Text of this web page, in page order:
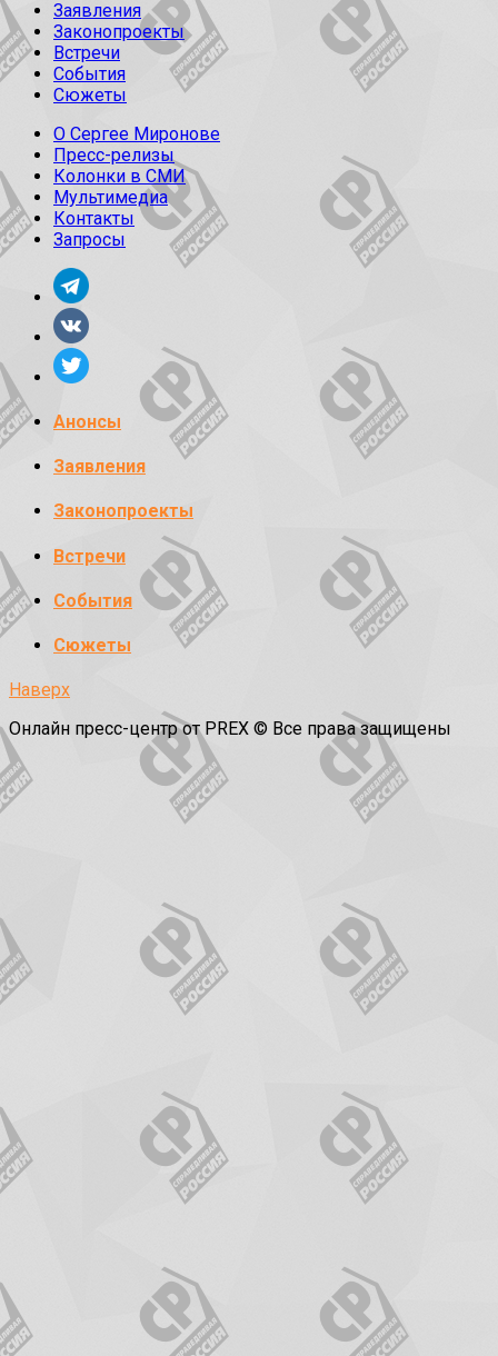
Заявления
Законопроекты
Встречи
События
Сюжеты
О Сергее Миронове
Пресс-релизы
Колонки в СМИ
Мультимедиа
Контакты
Запросы
Анонсы
Заявления
Законопроекты
Встречи
События
Сюжеты
Наверх
Онлайн пресс-центр от PREX © Все права защищены